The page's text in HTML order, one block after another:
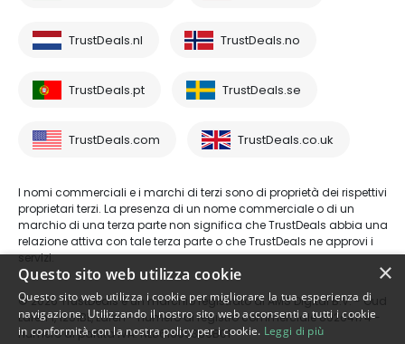
TrustDeals.nl TrustDeals.no
TrustDeals.pt TrustDeals.se
TrustDeals.com TrustDeals.co.uk
I nomi commerciali e i marchi di terzi sono di proprietà dei rispettivi
proprietari terzi. La presenza di un nome commerciale o di un
marchio di una terza parte non significa che TrustDeals abbia una
relazione attiva con tale terza parte o che TrustDeals ne approvi i
servizi.
© 2026 TrustDeals è un marchio registrato di AMS Digital B.V. - Oud
Laren 1, 1251BL, Laren - numero di registro commerciale 80264174 -
numero di partita IVA: NL861609360B01
×
Questo sito web utilizza cookie
Questo sito web utilizza i cookie per migliorare la tua esperienza di
navigazione. Utilizzando il nostro sito web acconsenti a tutti i cookie
in conformità con la nostra policy per i cookie. Leggi di più